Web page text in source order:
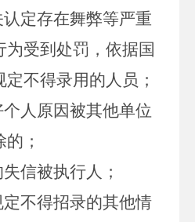
定存在舞弊等严重
受到处罚，依据国
不得录用的人员；
人原因被其他单位
；
信被执行人；
不得招录的其他情